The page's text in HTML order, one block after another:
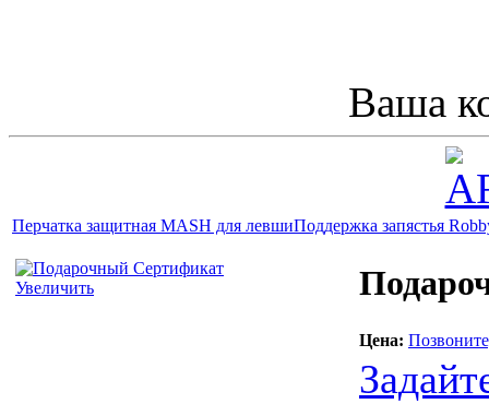
Ваша
Перчатка защитная MASH для левшиПоддержка запястья
Увеличить
Цена: